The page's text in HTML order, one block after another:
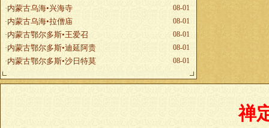
·内蒙古乌海•兴海寺
08-01
·内蒙古乌海•拉僧庙
08-01
·内蒙古鄂尔多斯•王爱召
08-01
·内蒙古鄂尔多斯•迪延阿贵
08-01
·内蒙古鄂尔多斯•沙日特莫 08-01
禅